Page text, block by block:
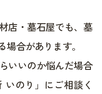
店・墓石屋でも、墓
場合があります。
いいのか悩んだ場合
いのり」にご相談く